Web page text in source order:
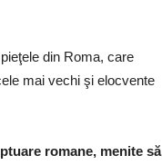
din Roma, care
mai vechi şi elocvente
romane, menite să